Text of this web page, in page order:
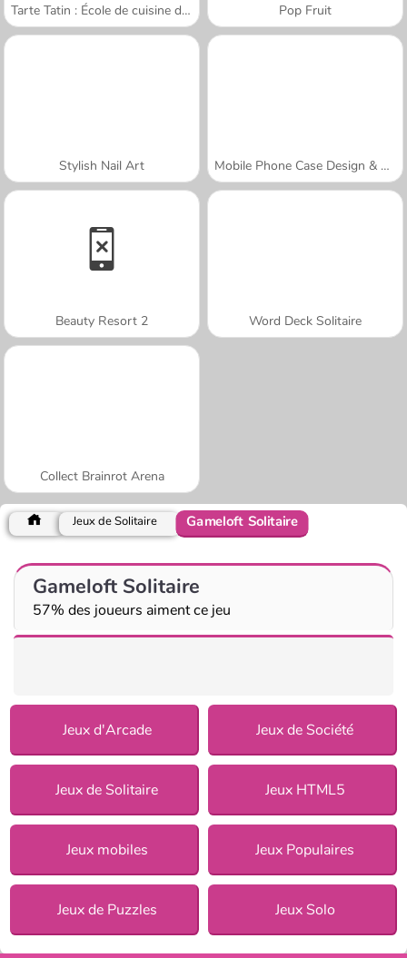
Tarte Tatin : École de cuisine de Sara Pop Fruit
Stylish Nail Art Mobile Phone Case Design & DIY
Beauty Resort 2 Word Deck Solitaire
Collect Brainrot Arena
Jeux de Solitaire Gameloft Solitaire
Gameloft Solitaire
57% des joueurs aiment ce jeu
Jeux d'Arcade Jeux de Société
Jeux de Solitaire Jeux HTML5
Jeux mobiles Jeux Populaires
Jeux de Puzzles Jeux Solo